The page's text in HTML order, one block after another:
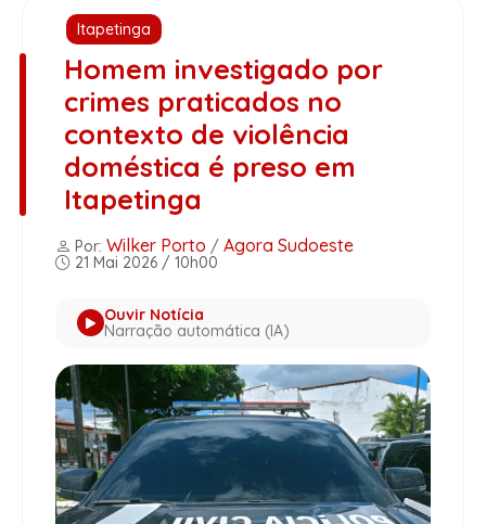
Itapetinga
Homem investigado por
crimes praticados no
contexto de violência
doméstica é preso em
Itapetinga
Por: Wilker Porto / Agora Sudoeste
21 Mai 2026 / 10h00
Ouvir Notícia
Narração automática (IA)